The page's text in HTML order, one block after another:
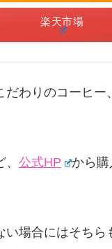
楽天市場
だわりのコーヒー
公式HP
から購
い場合にはそちら